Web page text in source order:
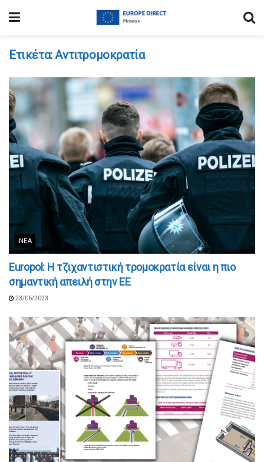
Ετικέτα:Αντιτρομοκρατία
ΝΈΑ
Europol: Η τζιχαντιστική τρομοκρατία είναι η πιο
σημαντική απειλή στην ΕΕ
23/06/2023